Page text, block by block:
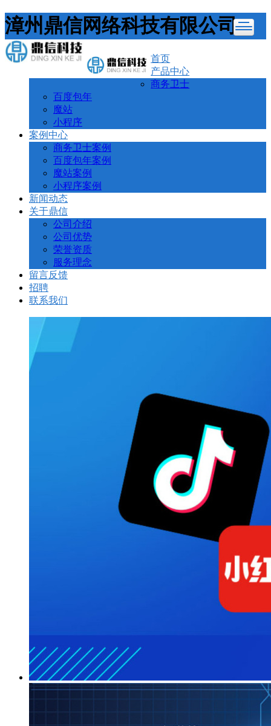
漳州鼎信网络科技有限公司
首页
产品中心
商务卫士
百度包年
魔站
小程序
案例中心
商务卫士案例
百度包年案例
魔站案例
小程序案例
新闻动态
关于鼎信
公司介绍
公司优势
荣誉资质
服务理念
留言反馈
招聘
联系我们